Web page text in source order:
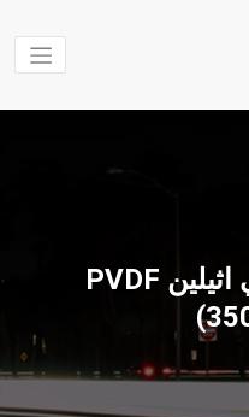
وسواتر
الحارثي
مظلات الحارثي
نقوم بتنفيذ اعمال
والهناجر وغيرها من
العربية السعودية
تركيب سواتر بولي اثيلين PVDF